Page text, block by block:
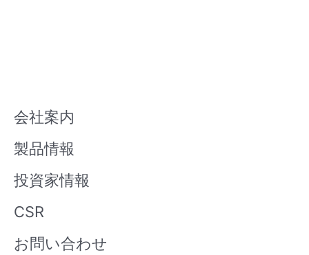
会社案内
製品情報
投資家情報
CSR
お問い合わせ